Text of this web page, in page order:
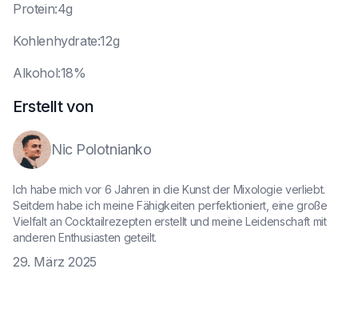
Protein:4g
Kohlenhydrate:12g
Alkohol:18%
Erstellt von
Nic Polotnianko
Ich habe mich vor 6 Jahren in die Kunst der Mixologie verliebt.
Seitdem habe ich meine Fähigkeiten perfektioniert, eine große
Vielfalt an Cocktailrezepten erstellt und meine Leidenschaft mit
anderen Enthusiasten geteilt.
29. März 2025